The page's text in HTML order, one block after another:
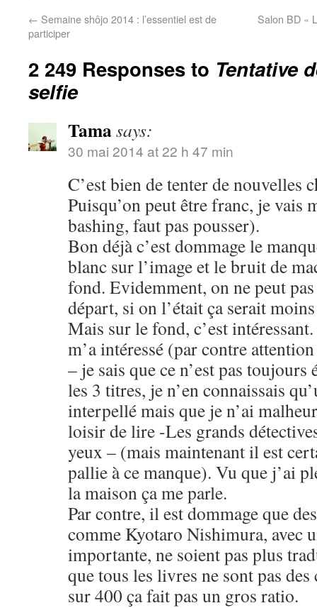
← Semaine shôjo 2014 : l’essentiel est de
participer
Salon BD «
2 249 Responses to Tentative
selfie
Tamasays:
30 mai 2014 at 22 h 47 min
C’est bien de tenter de nouvelles
Puisqu’on peut être franc, je vais
bashing, faut pas pousser).
Bon déjà c’est dommage le
blanc sur l’image et le bruit de
fond. Evidemment, on ne peut
départ, si on l’était ça serait
Mais sur le fond, c’est
m’a intéressé (par contre
– je sais que ce n’est pas
les 3 titres, je n’en connaissais
interpellé mais que je n’ai
loisir de lire -Les grands
yeux – (mais maintenant il est
pallie à ce manque). Vu que j’ai
la maison ça me parle.
Par contre, il est dommage que
comme Kyotaro Nishimura, avec
importante, ne soient pas plus
que tous les livres ne sont pas
sur 400 ça fait pas un gros ratio.